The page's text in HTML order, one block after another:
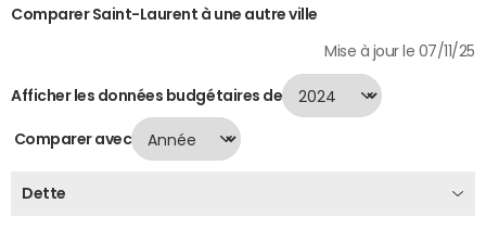
Comparer Saint-Laurent à une autre ville
Mise à jour le 07/11/25
Afficher les données budgétaires de
Comparer avec
Dette